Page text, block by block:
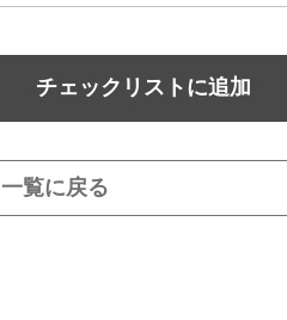
チェックリストに追加
一覧に戻る